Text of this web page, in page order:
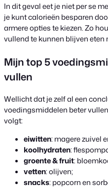
In dit geval eet je niet per se
je kunt calorieën besparen
armere opties te kiezen. Zo
vullend te kunnen blijven eten
Mijn top 5
vullen
Wellicht dat je zelf al een
voedingsmiddelen beter
volgt:
eiwitten: magere zuivel
koolhydraten:
groente & fruit:
vetten: olijven;
snacks: popcorn en